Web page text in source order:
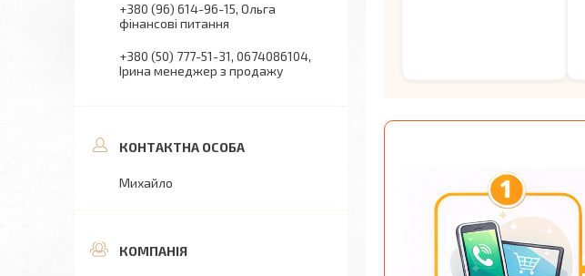
+380 (96) 614-96-15 Ольга
фінансові питання
+380 (50) 777-51-31 0674086104
Ірина менеджер з продажу
Михайло